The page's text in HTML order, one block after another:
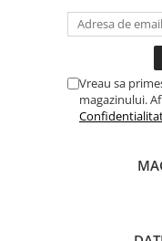
Vreau sa
magazinului.